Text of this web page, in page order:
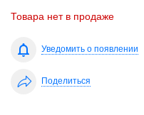
Товара нет в продаже
Уведомить о появлении
Поделиться